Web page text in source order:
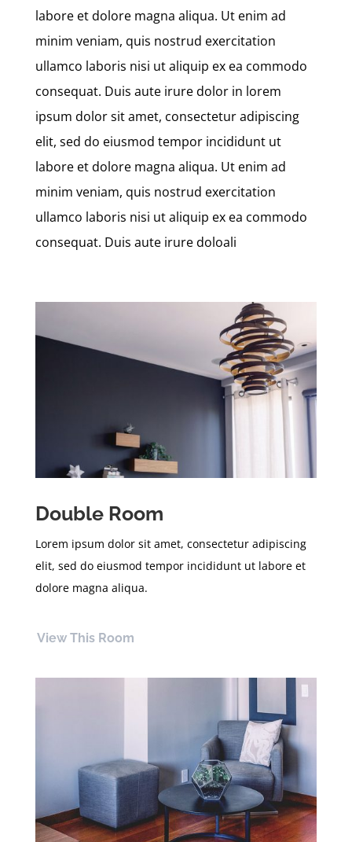
labore et dolore magna aliqua. Ut enim ad
minim veniam, quis nostrud exercitation
ullamco laboris nisi ut aliquip ex ea commodo
consequat. Duis aute irure dolor in lorem
ipsum dolor sit amet, consectetur adipiscing
elit, sed do eiusmod tempor incididunt ut
labore et dolore magna aliqua. Ut enim ad
minim veniam, quis nostrud exercitation
ullamco laboris nisi ut aliquip ex ea commodo
consequat. Duis aute irure doloali
Double Room
Lorem ipsum dolor sit amet, consectetur adipiscing
elit, sed do eiusmod tempor incididunt ut labore et
dolore magna aliqua.
View This Room